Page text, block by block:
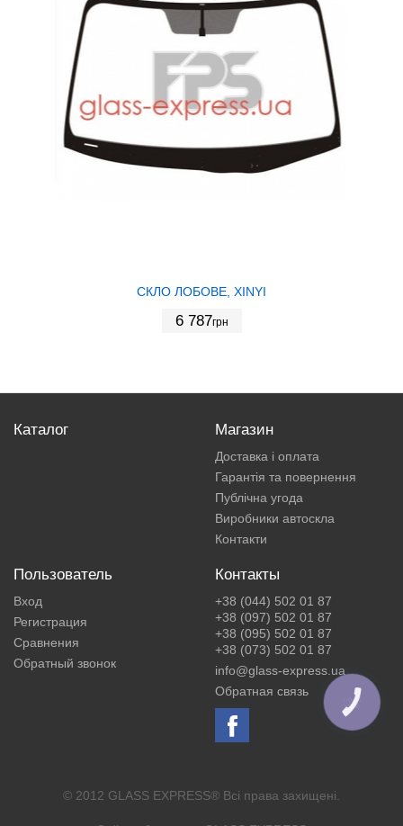
СКЛО ЛОБОВЕ, XINYI
6 787грн
Каталог Магазин
Доставка і оплата
Гарантія та повернення
Публічна угода
Виробники автоскла
Контакти
Пользователь
Вход
Регистрация
Сравнения
Обратный звонок
Контакты
+38 (044) 502 01 87
+38 (097) 502 01 87
+38 (095) 502 01 87
+38 (073) 502 01 87
info@glass-express.ua
Обратная связь
© 2012 GLASS EXPRESS® Всі права захищені.
КНОПКА
ЗВ'ЯЗКУ